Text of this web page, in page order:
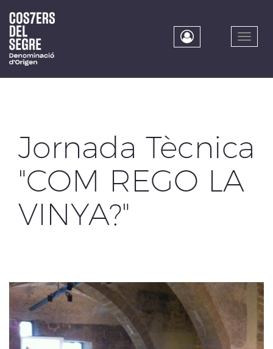
main
content
Toggle
Jornada Tècnica
"COM REGO LA
VINYA?"